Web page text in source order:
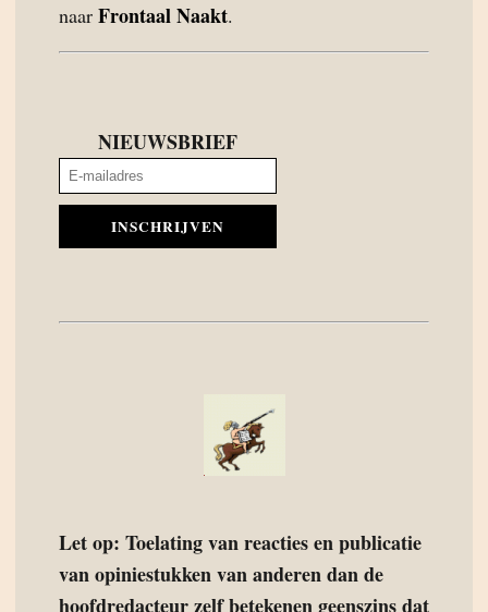
naar Frontaal Naakt.
NIEUWSBRIEF
INSCHRIJVEN
Let op: Toelating van reacties en publicatie
van opiniestukken van anderen dan de
hoofdredacteur zelf betekenen geenszins dat